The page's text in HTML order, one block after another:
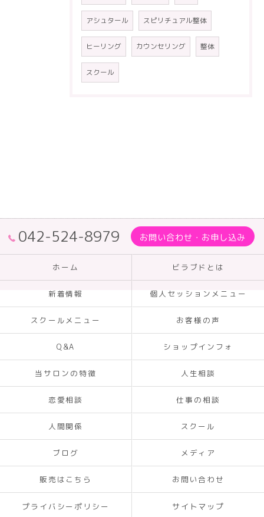
アシュタール スピリチュアル整体
ヒーリング カウンセリング 整体
スクール
042-524-8979 お問い合わせ・お申し込み
ホーム ビラブドとは
新着情報 個人セッションメニュー
スクールメニュー お客様の声
Q&A ショップインフォ
当サロンの特徴 人生相談
恋愛相談 仕事の相談
人間関係 スクール
ブログ メディア
販売はこちら お問い合わせ
プライバシーポリシー サイトマップ